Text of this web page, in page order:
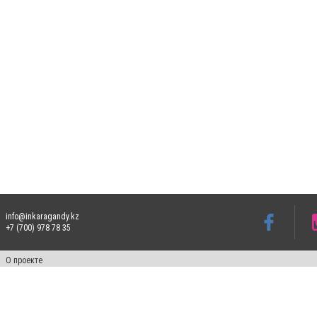
info@inkaragandy.kz
+7 (700) 978 78 35
О проекте